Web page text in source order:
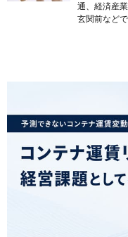
通、経済産
玄関前など